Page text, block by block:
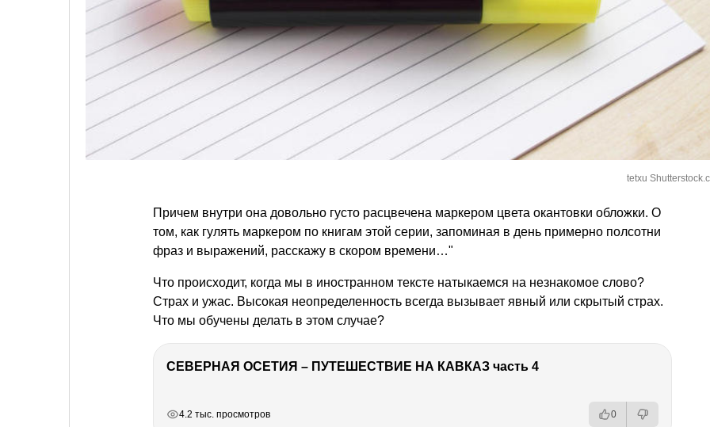
tetxu
Причем внутри она довольно густо расцвечена маркером цвета окантовки обложки. О
том, как гулять маркером по книгам этой серии, запоминая в день примерно полсотни
фраз и выражений, расскажу в скором времени…"
Что происходит, когда мы в иностранном тексте натыкаемся на незнакомое слово?
Страх и ужас. Высокая неопределенность всегда вызывает явный или скрытый страх.
Что мы обучены делать в этом случае?
СЕВЕРНАЯ ОСЕТИЯ – ПУТЕШЕСТВИЕ НА КАВКАЗ часть 4
4.2 тыс. просмотров 0